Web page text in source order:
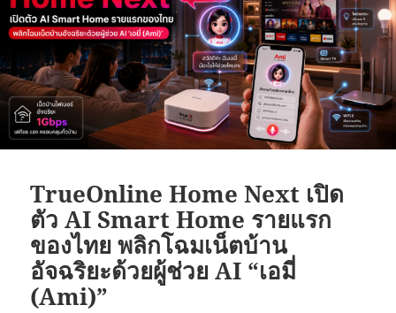
TrueOnline Home Next เปิด
ตัว AI Smart Home รายแรก
ของไทย พลิกโฉมเน็ตบ้าน
อัจฉริยะด้วยผู้ช่วย AI “เอมี่
(Ami)”